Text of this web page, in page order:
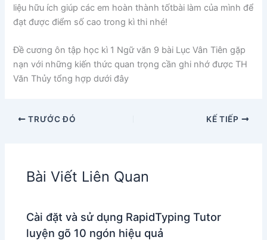
liệu hữu ích giúp các em hoàn thành tốtbài làm của mình để
đạt được điểm số cao trong kì thi nhé!
Đề cương ôn tập học kì 1 Ngữ văn 9 bài Lục Vân Tiên gặp
nạn với những kiến thức quan trọng cần ghi nhớ được TH
Văn Thủy tổng hợp dưới đây
TRƯỚC ĐÓ KẾ TIẾP
Bài Viết Liên Quan
Cài đặt và sử dụng RapidTyping Tutor
luyện gõ 10 ngón hiệu quả